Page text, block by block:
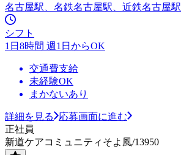
名古屋駅、名鉄名古屋駅、近鉄名古屋駅
シフト
1日8時間 週1日からOK
交通費支給
未経験OK
まかないあり
詳細を見る
応募画面に進む
正社員
新道ケアコミュニティそよ風/13950